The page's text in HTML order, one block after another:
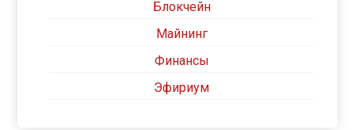
Блокчейн
Майнинг
Финансы
Эфириум